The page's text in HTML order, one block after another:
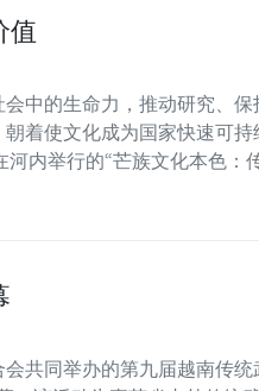
值
中的生命力，推动研究、保
着使文化成为国家快速可持
内举行的“芒族文化本色：
共同举办的第九届越南传统